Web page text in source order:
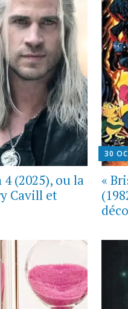
(2025), ou la
Cavill et
30
«